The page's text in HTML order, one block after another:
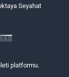
Seyahat
platformu.